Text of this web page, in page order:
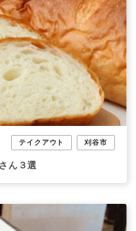
テイクアウト 刈谷市
ん３選